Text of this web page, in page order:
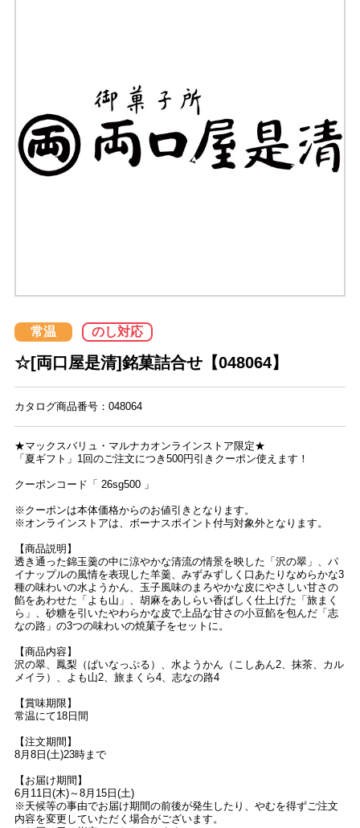
常温 のし対応
☆[両口屋是清]銘菓詰合せ【048064】
カタログ商品番号：048064
★マックスバリュ・マルナカオンラインストア限定★
「夏ギフト」1回のご注文につき500円引きクーポン使えます！
クーポンコード「 26sg500 」
※クーポンは本体価格からのお値引きとなります。
※オンラインストアは、ボーナスポイント付与対象外となります。
【商品説明】
透き通った錦玉羹の中に涼やかな清流の情景を映した「沢の翠」、パ
イナップルの風情を表現した羊羹、みずみずしく口あたりなめらかな3
種の味わいの水ようかん、玉子風味のまろやかな皮にやさしい甘さの
餡をあわせた「よも山」、胡麻をあしらい香ばしく仕上げた「旅まく
ら」、砂糖を引いたやわらかな皮で上品な甘さの小豆餡を包んだ「志
なの路」の3つの味わいの焼菓子をセットに。
【商品内容】
沢の翠、鳳梨（ぱいなっぷる）、水ようかん（こしあん2、抹茶、カル
メイラ）、よも山2、旅まくら4、志なの路4
【賞味期限】
常温にて18日間
【注文期間】
8月8日(土)23時まで
【お届け期間】
6月11日(木)～8月15日(土)
※天候等の事由でお届け期間の前後が発生したり、やむを得ずご注文
内容を変更していただく場合がございます。